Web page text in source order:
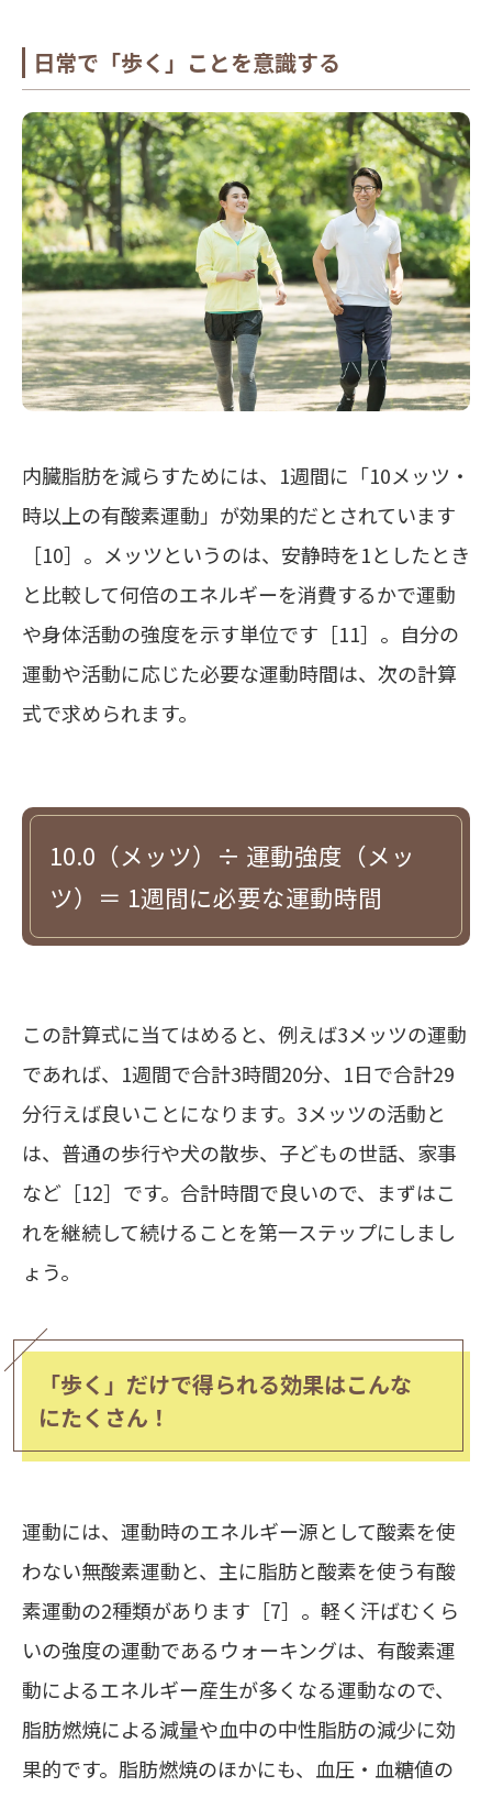
日常で「歩く」ことを意識する
内臓脂肪を減らすためには、 1週間に「10メッツ・
時以上の有酸素運動」が効果的だとされています
［10］。メッツというのは、安静時を1としたとき
と比較して何倍のエネルギーを消費するかで運動
や身体活動の強度を示す単位です［11］。自分の
運動や活動に応じた必要な運動時間は、次の計算
式で求められます。
10.0（メッツ）÷ 運動強度（メッ
ツ）＝ 1週間に必要な運動時間
この計算式に当てはめると、例えば3メッツの運動
であれば、1週間で合計3時間20分、1日で合計29
分行えば良いことになります。3メッツの活動と
は、 普通の歩行や犬の散歩、子どもの世話、家事
など ［12］です。合計時間で良いので、まずはこ
れを継続して続けることを第一ステップにしまし
ょう。
「歩く」だけで得られる効果はこんな
にたくさん！
運動には、運動時のエネルギー源として酸素を使
わない無酸素運動と、主に脂肪と酸素を使う有酸
素運動の2種類があります［7］。軽く汗ばむくら
いの強度の運動であるウォーキングは、有酸素運
動によるエネルギー産生が多くなる運動なので、
脂肪燃焼による減量や血中の中性脂肪の減少に効
果的です。脂肪燃焼のほかにも、 血圧・血糖値の